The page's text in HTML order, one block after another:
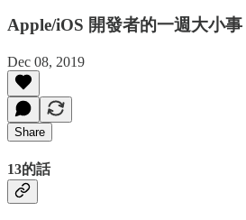
Apple/iOS 開發者的一週大小事
Dec 08, 2019
Share
13的話